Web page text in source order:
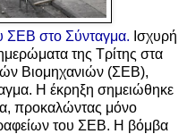
ΣΕΒ στο Σύνταγμα. Ισχυρή
της Τρίτης στα
Βιομηχανιών (ΣΕΒ),
Η έκρηξη σημειώθηκε
προκαλώντας μόνο
του ΣΕΒ. Η βόμβα